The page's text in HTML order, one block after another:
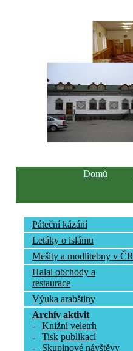
Domů
Páteční kázání
Letáky o islámu
Mešity a modlitebny v ČR
Halal obchody a
restaurace
Výuka arabštiny
Archív aktivit
-
Knižní veletrh
-
Tisk publikací
-
Skupinové návštěvy